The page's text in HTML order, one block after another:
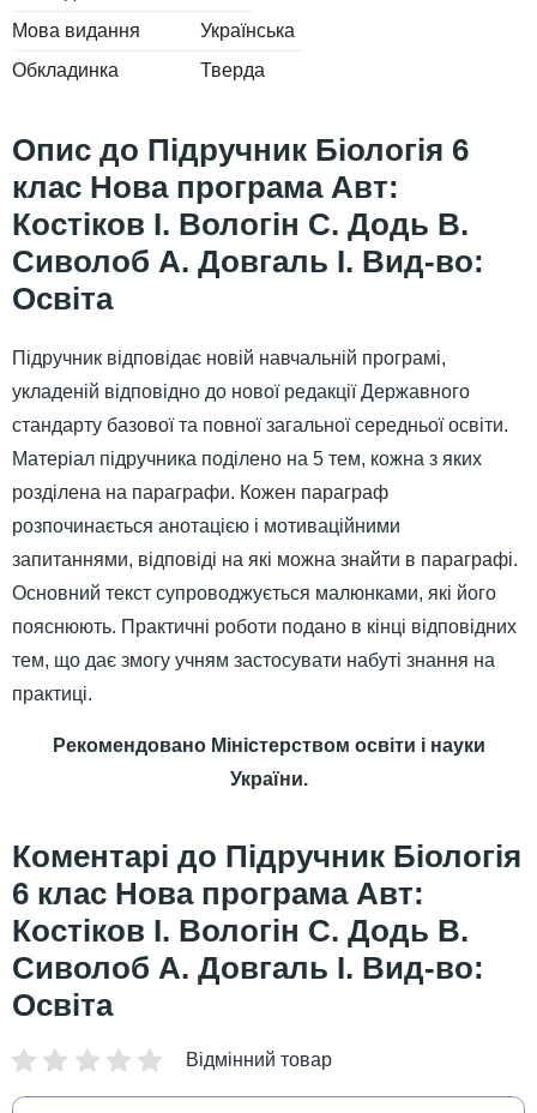
Мова видання
Українська
Обкладинка
Тверда
Підручник Біологія 6
клас Нова програма Авт:
Костіков І. Вологін С. Додь В.
Сиволоб А. Довгаль І. Вид-во:
Освіта
Підручник відповідає новій навчальній програмі,
укладеній відповідно до нової редакції Державного
стандарту базової та повної загальної середньої освіти.
Матеріал підручника поділено на 5 тем, кожна з яких
розділена на параграфи. Кожен параграф
розпочинається анотацією і мотиваційними
запитаннями, відповіді на які можна знайти в параграфі.
Основний текст супроводжується малюнками, які його
пояснюють. Практичні роботи подано в кінці відповідних
тем, що дає змогу учням застосувати набуті знання на
практиці.
Рекомендовано Міністерством освіти і науки
України.
Підручник Біологія
6 клас Нова програма Авт:
Костіков І. Вологін С. Додь В.
Сиволоб А. Довгаль І. Вид-во:
Освіта